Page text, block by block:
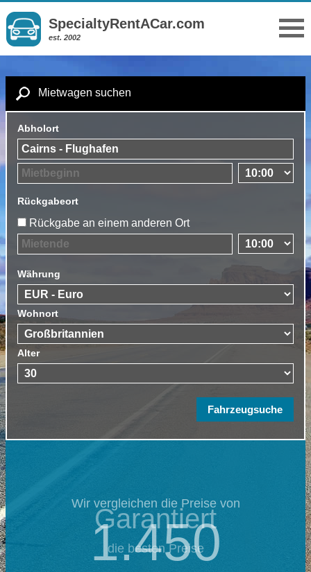
SpecialtyRentACar.com
est. 2002
Mietwagen suchen
Abholort
Rückgabeort
Rückgabe an einem anderen Ort
Währung
Wohnort
Alter
Wir vergleichen die Preise von
1.450
Garantiert
die besten Preise